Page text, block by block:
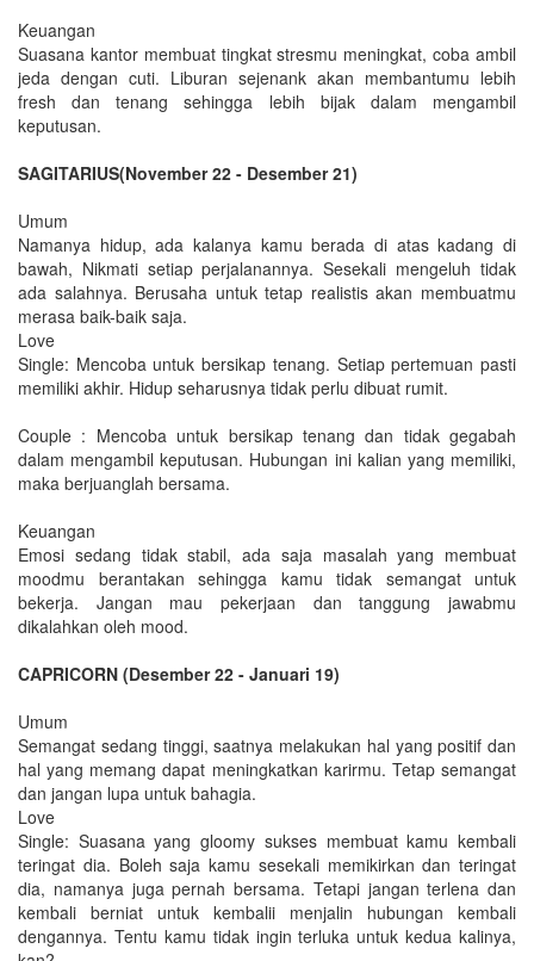
Keuangan
Suasana kantor membuat tingkat stresmu meningkat, coba ambil
jeda dengan cuti. Liburan sejenank akan membantumu lebih
fresh dan tenang sehingga lebih bijak dalam mengambil
keputusan.
SAGITARIUS(November 22 - Desember 21)
Umum
Namanya hidup, ada kalanya kamu berada di atas kadang di
bawah, Nikmati setiap perjalanannya. Sesekali mengeluh tidak
ada salahnya. Berusaha untuk tetap realistis akan membuatmu
merasa baik-baik saja.
Love
Single: Mencoba untuk bersikap tenang. Setiap pertemuan pasti
memiliki akhir. Hidup seharusnya tidak perlu dibuat rumit.
Couple : Mencoba untuk bersikap tenang dan tidak gegabah
dalam mengambil keputusan. Hubungan ini kalian yang memiliki,
maka berjuanglah bersama.
Keuangan
Emosi sedang tidak stabil, ada saja masalah yang membuat
moodmu berantakan sehingga kamu tidak semangat untuk
bekerja. Jangan mau pekerjaan dan tanggung jawabmu
dikalahkan oleh mood.
CAPRICORN (Desember 22 - Januari 19)
Umum
Semangat sedang tinggi, saatnya melakukan hal yang positif dan
hal yang memang dapat meningkatkan karirmu. Tetap semangat
dan jangan lupa untuk bahagia.
Love
Single: Suasana yang gloomy sukses membuat kamu kembali
teringat dia. Boleh saja kamu sesekali memikirkan dan teringat
dia, namanya juga pernah bersama. Tetapi jangan terlena dan
kembali berniat untuk kembalii menjalin hubungan kembali
dengannya. Tentu kamu tidak ingin terluka untuk kedua kalinya,